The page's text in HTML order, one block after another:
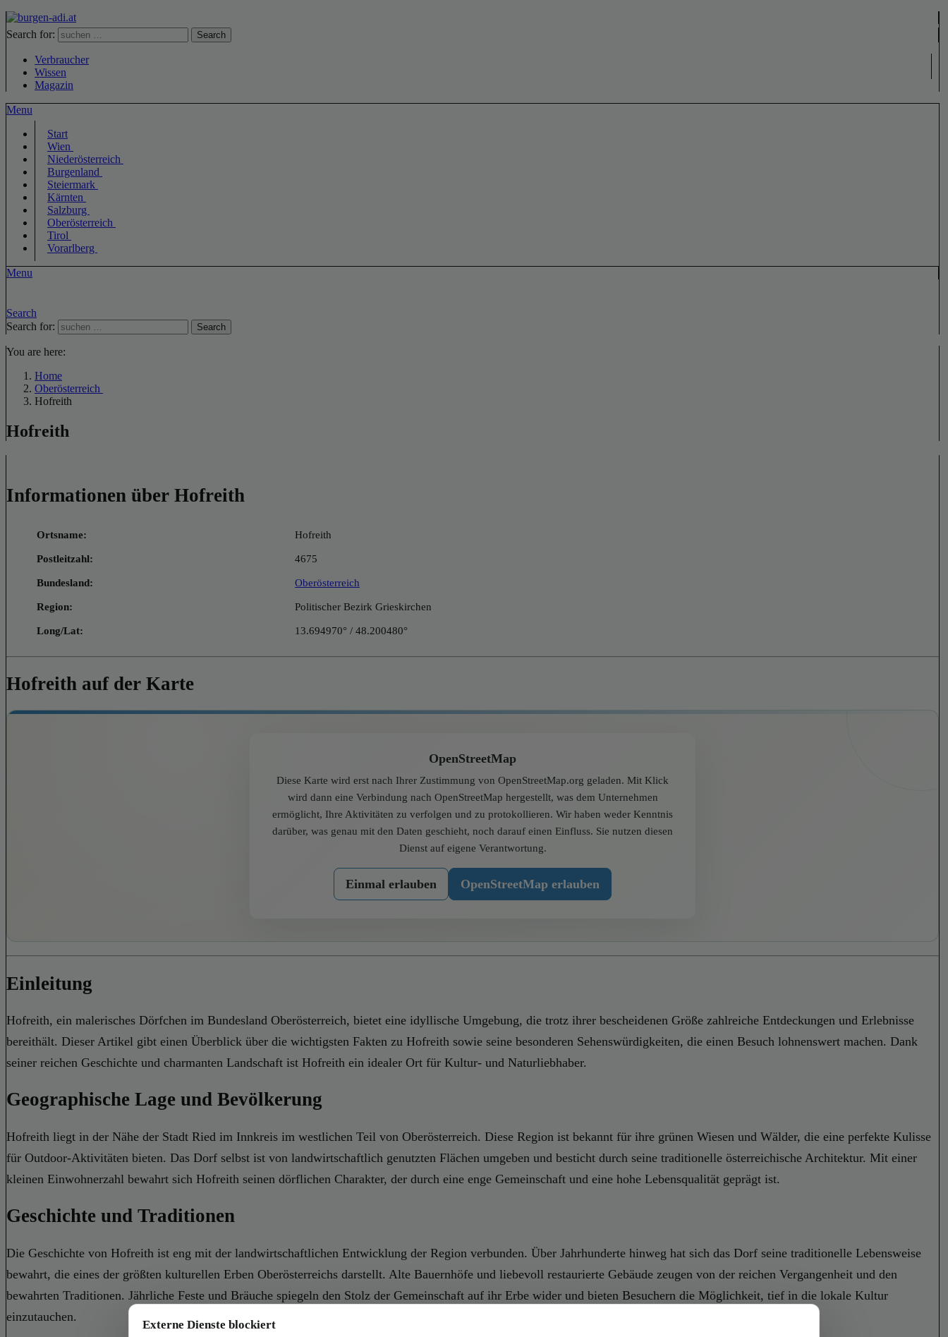
Search for: Search
Verbraucher
Wissen
Magazin
Menu
Start
Wien
Niederösterreich
Burgenland
Steiermark
Kärnten
Salzburg
Oberösterreich
Tirol
Vorarlberg
Menu
Search
Search for:
Search
You are here:
Home
Oberösterreich
Hofreith
Hofreith
Informationen über Hofreith
Ortsname: Hofreith
Postleitzahl: 4675
Bundesland: Oberösterreich
Region: Politischer Bezirk Grieskirchen
Long/Lat: 13.694970° / 48.200480°
Hofreith auf der Karte
OpenStreetMap
Diese Karte wird erst nach Ihrer Zustimmung von OpenStreetMap.org geladen. Mit Klick
wird dann eine Verbindung nach OpenStreetMap hergestellt, was dem Unternehmen
ermöglicht, Ihre Aktivitäten zu verfolgen und zu protokollieren. Wir haben weder Kenntnis
darüber, was genau mit den Daten geschieht, noch darauf einen Einfluss. Sie nutzen diesen
Dienst auf eigene Verantwortung.
Einmal erlauben OpenStreetMap erlauben
Einleitung
Hofreith, ein malerisches Dörfchen im Bundesland Oberösterreich, bietet eine idyllische Umgebung, die trotz ihrer bescheidenen Größe zahlreiche Entdeckungen und Erlebnisse
bereithält. Dieser Artikel gibt einen Überblick über die wichtigsten Fakten zu Hofreith sowie seine besonderen Sehenswürdigkeiten, die einen Besuch lohnenswert machen. Dank
seiner reichen Geschichte und charmanten Landschaft ist Hofreith ein idealer Ort für Kultur- und Naturliebhaber.
Geographische Lage und Bevölkerung
Hofreith liegt in der Nähe der Stadt Ried im Innkreis im westlichen Teil von Oberösterreich. Diese Region ist bekannt für ihre grünen Wiesen und Wälder, die eine perfekte Kulisse
für Outdoor-Aktivitäten bieten. Das Dorf selbst ist von landwirtschaftlich genutzten Flächen umgeben und besticht durch seine traditionelle österreichische Architektur. Mit einer
kleinen Einwohnerzahl bewahrt sich Hofreith seinen dörflichen Charakter, der durch eine enge Gemeinschaft und eine hohe Lebensqualität geprägt ist.
Geschichte und Traditionen
Die Geschichte von Hofreith ist eng mit der landwirtschaftlichen Entwicklung der Region verbunden. Über Jahrhunderte hinweg hat sich das Dorf seine traditionelle Lebensweise
bewahrt, die eines der größten kulturellen Erben Oberösterreichs darstellt. Alte Bauernhöfe und liebevoll restaurierte Gebäude zeugen von der reichen Vergangenheit und den
bewahrten Traditionen. Jährliche Feste und Bräuche spiegeln den Stolz der Gemeinschaft auf ihr Erbe wider und bieten Besuchern die Möglichkeit, tief in die lokale Kultur
einzutauchen.
Externe Dienste blockiert